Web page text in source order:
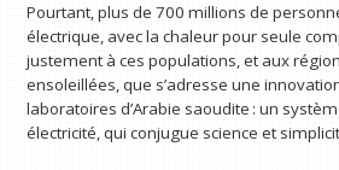
Pourtant, plus de 700 millions de
électrique, avec la chaleur pour seule
justement à ces populations, et aux
ensoleillées, que s’adresse une
laboratoires d’Arabie saoudite : un
électricité, qui conjugue science et